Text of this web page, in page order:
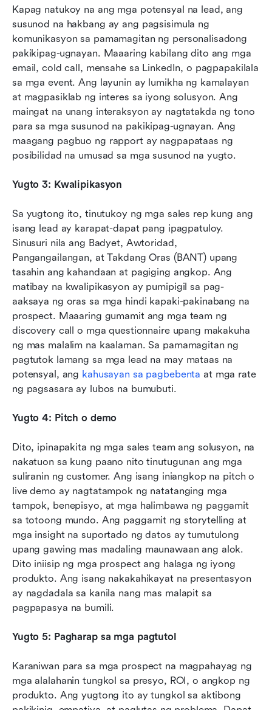
Kapag natukoy na ang mga potensyal na lead, ang
susunod na hakbang ay ang pagsisimula ng
komunikasyon sa pamamagitan ng personalisadong
pakikipag-ugnayan. Maaaring kabilang dito ang mga
email, cold call, mensahe sa LinkedIn, o pagpapakilala
sa mga event. Ang layunin ay lumikha ng kamalayan
at magpasiklab ng interes sa iyong solusyon. Ang
maingat na unang interaksyon ay nagtatakda ng tono
para sa mga susunod na pakikipag-ugnayan. Ang
maagang pagbuo ng rapport ay nagpapataas ng
posibilidad na umusad sa mga susunod na yugto.
Yugto 3: Kwalipikasyon
Sa yugtong ito, tinutukoy ng mga sales rep kung ang
isang lead ay karapat-dapat pang ipagpatuloy.
Sinusuri nila ang Badyet, Awtoridad,
Pangangailangan, at Takdang Oras (BANT) upang
tasahin ang kahandaan at pagiging angkop. Ang
matibay na kwalipikasyon ay pumipigil sa pag-
aaksaya ng oras sa mga hindi kapaki-pakinabang na
prospect. Maaaring gumamit ang mga team ng
discovery call o mga questionnaire upang makakuha
ng mas malalim na kaalaman. Sa pamamagitan ng
pagtutok lamang sa mga lead na may mataas na
potensyal, ang kahusayan sa pagbebenta at mga rate
ng pagsasara ay lubos na bumubuti.
Yugto 4: Pitch o demo
Dito, ipinapakita ng mga sales team ang solusyon, na
nakatuon sa kung paano nito tinutugunan ang mga
suliranin ng customer. Ang isang iniangkop na pitch o
live demo ay nagtatampok ng natatanging mga
tampok, benepisyo, at mga halimbawa ng paggamit
sa totoong mundo. Ang paggamit ng storytelling at
mga insight na suportado ng datos ay tumutulong
upang gawing mas madaling maunawaan ang alok.
Dito iniisip ng mga prospect ang halaga ng iyong
produkto. Ang isang nakakahikayat na presentasyon
ay nagdadala sa kanila nang mas malapit sa
pagpapasya na bumili.
Yugto 5: Pagharap sa mga pagtutol
Karaniwan para sa mga prospect na magpahayag ng
mga alalahanin tungkol sa presyo, ROI, o angkop ng
produkto. Ang yugtong ito ay tungkol sa aktibong